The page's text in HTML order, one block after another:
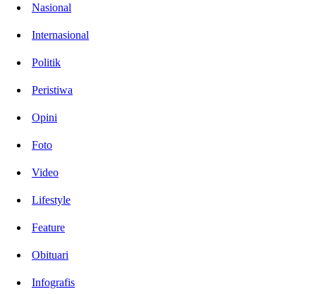
Nasional
Internasional
Politik
Peristiwa
Opini
Foto
Video
Lifestyle
Feature
Obituari
Infografis